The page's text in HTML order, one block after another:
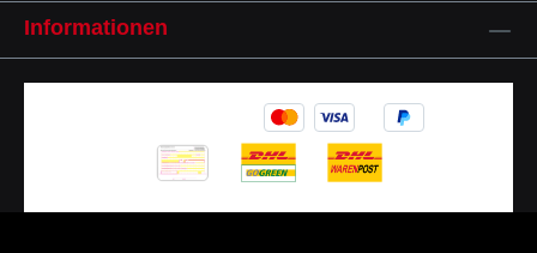
Informationen